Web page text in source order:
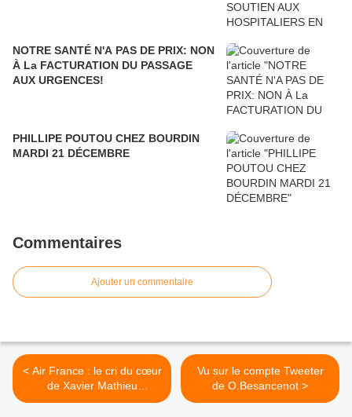
NOTRE SANTÉ N'A PAS DE PRIX: NON
À La FACTURATION DU PASSAGE
AUX URGENCES!
PHILLIPE POUTOU CHEZ BOURDIN
MARDI 21 DÉCEMBRE
Commentaires
Ajouter un commentaire
< Air France : le cri du cœur
de Xavier Mathieu
(www.politis.fr)
Vu sur le compte Tweeter
de O.Besancenot >